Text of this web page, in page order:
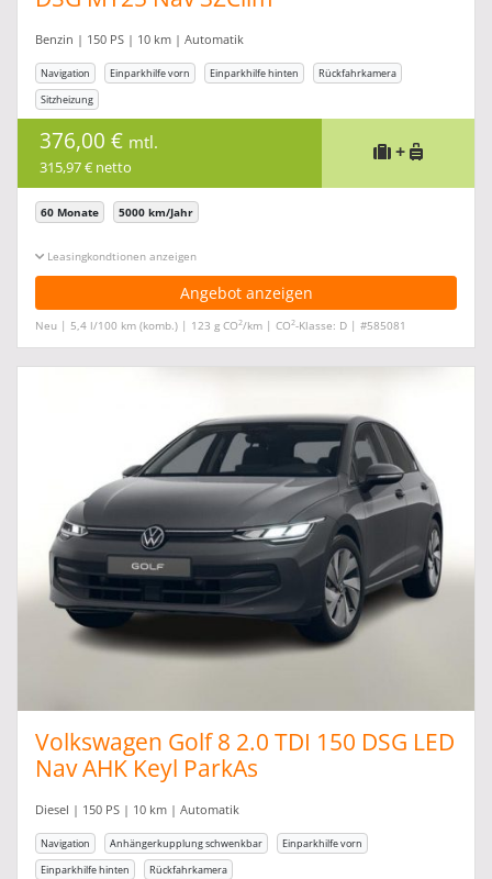
Benzin | 150 PS | 10 km | Automatik
Navigation Einparkhilfe vorn Einparkhilfe hinten
Rückfahrkamera
Sitzheizung
376,00 € mtl.
315,97 € netto
+
60 Monate 5000 km/Jahr
Leasingkonditionen ein-/ausblenden
Angebot anzeigen
Neu | 5,4 l/100 km (komb.) | 123 g CO2/km | CO2-Klasse: D | #585081
Volkswagen Golf 8 2.0 TDI 150 DSG LED
Nav AHK Keyl ParkAs
Diesel | 150 PS | 10 km | Automatik
Navigation Anhängerkupplung schwenkbar
Einparkhilfe vorn
Einparkhilfe hinten
Rückfahrkamera